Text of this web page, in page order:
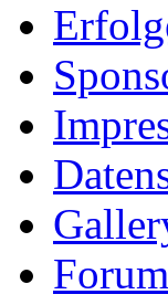
Forum